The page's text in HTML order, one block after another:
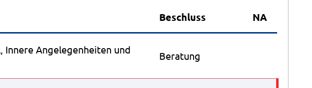
Beschluss NA
Innere Angelegenheiten und
Beratung